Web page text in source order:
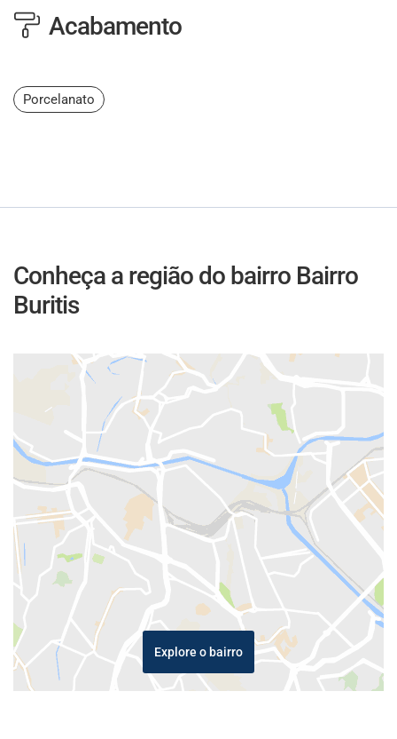
Acabamento
Porcelanato
Conheça a região do bairro Bairro
Buritis
Explore o bairro